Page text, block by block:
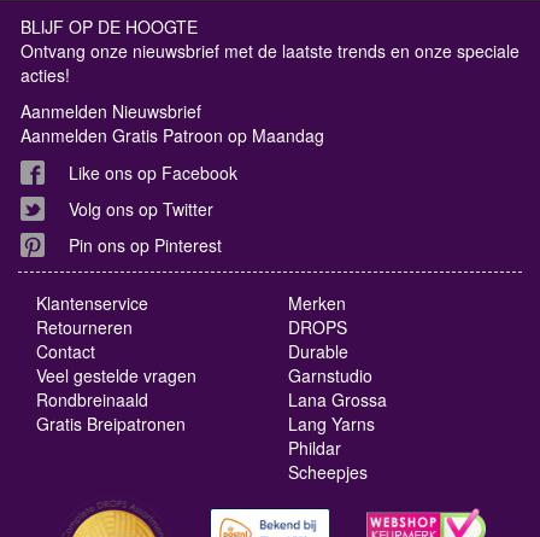
BLIJF OP DE HOOGTE
Ontvang onze nieuwsbrief met de laatste trends en onze speciale
acties!
Aanmelden Nieuwsbrief
Aanmelden Gratis Patroon op Maandag
Like ons op Facebook
Volg ons op Twitter
Pin ons op Pinterest
Klantenservice
Retourneren
Contact
Veel gestelde vragen
Rondbreinaald
Gratis Breipatronen
Merken
DROPS
Durable
Garnstudio
Lana Grossa
Lang Yarns
Phildar
Scheepjes